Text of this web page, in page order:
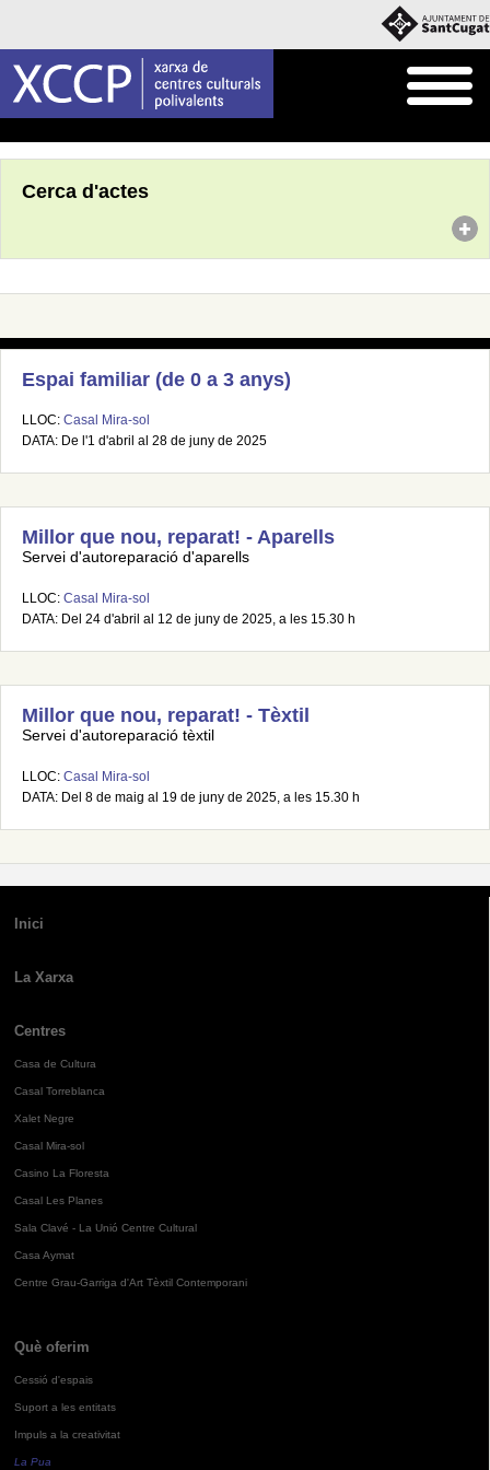
Cerca d'actes
Espai familiar (de 0 a 3 anys)
LLOC: Casal Mira-sol
DATA: De l'1 d'abril al 28 de juny de 2025
Millor que nou, reparat! - Aparells
Servei d'autoreparació d'aparells
LLOC: Casal Mira-sol
DATA: Del 24 d'abril al 12 de juny de 2025, a les 15.30 h
Millor que nou, reparat! - Tèxtil
Servei d'autoreparació tèxtil
LLOC: Casal Mira-sol
DATA: Del 8 de maig al 19 de juny de 2025, a les 15.30 h
Inici
La Xarxa
Centres
Casa de Cultura
Casal Torreblanca
Xalet Negre
Casal Mira-sol
Casino La Floresta
Casal Les Planes
Sala Clavé - La Unió Centre Cultural
Casa Aymat
Centre Grau-Garriga d'Art Tèxtil Contemporani
Què oferim
Cessió d'espais
Suport a les entitats
Impuls a la creativitat
La Pua